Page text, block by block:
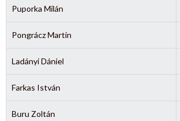
Puporka Milán
Pongrácz Martin
Ladányi Dániel
Farkas István
Buru Zoltán